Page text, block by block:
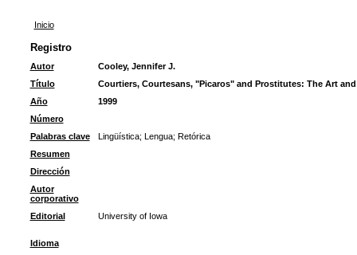
Inicio
Registro
Autor
Cooley, Jennifer J.
Título
Courtiers, Courtesans, "Picaros" and Prostitutes: The Art
Año
1999
Número
Palabras clave
Lingüística; Lengua; Retórica
Resumen
Dirección
Autor
corporativo
Editorial
University of Iowa
Idioma